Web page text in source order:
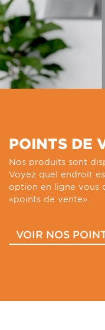
POINTS DE
Nos produits sont
Voyez quel endroit
option en ligne vous
«points de vente».
VOIR NOS